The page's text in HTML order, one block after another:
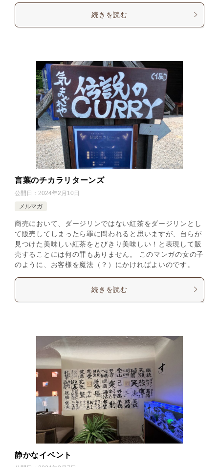
続きを読む
言葉のチカラリターンズ
公開日： 2024年2月10日
メルマガ
商売において、ダージリンではない紅茶をダージリンとし
て販売してしまったら罪に問われると思いますが、自らが
見つけた美味しい紅茶をとびきり美味しい！と表現して販
売することには何の罪もありません。 このマンガの女の子
のように、お客様を魔法（？）にかければよいのです。
続きを読む
静かなイベント